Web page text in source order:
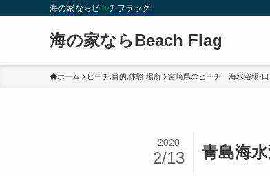
海の家ならビーチフラッグ
海の家ならBeach Flag
ホーム ビーチ,目的,体験,場所 宮崎県のビーチ・海水浴場-口
青島海
2020
2/13